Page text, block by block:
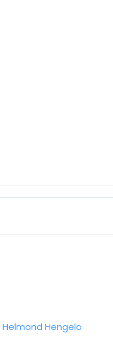
Helmond Hengelo